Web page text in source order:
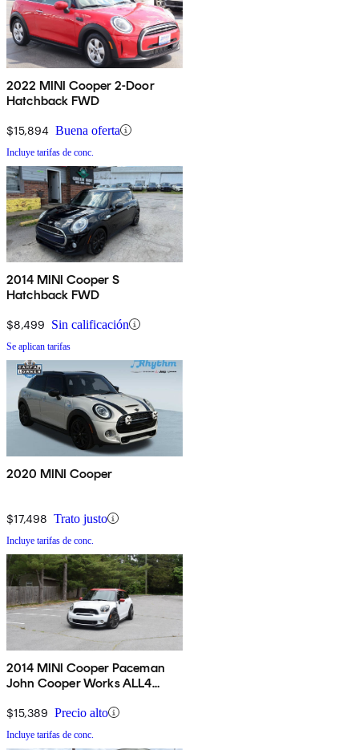
2022 MINI Cooper 2-Door
Hatchback FWD
$15,894 Buena oferta
Incluye tarifas de conc.
2014 MINI Cooper S
Hatchback FWD
$8,499 Sin calificación
Se aplican tarifas
2020 MINI Cooper
$17,498 Trato justo
Incluye tarifas de conc.
2014 MINI Cooper Paceman
John Cooper Works ALL4
$15,389 Precio alto
Incluye tarifas de conc.